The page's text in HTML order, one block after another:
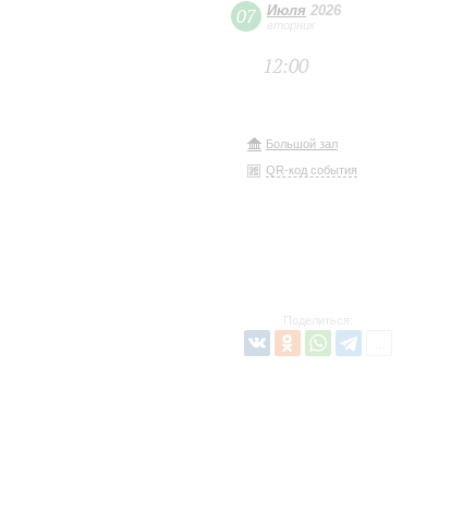
07 Июля 2026
вторник
12:00
Большой зал
QR-код события
Поделиться: